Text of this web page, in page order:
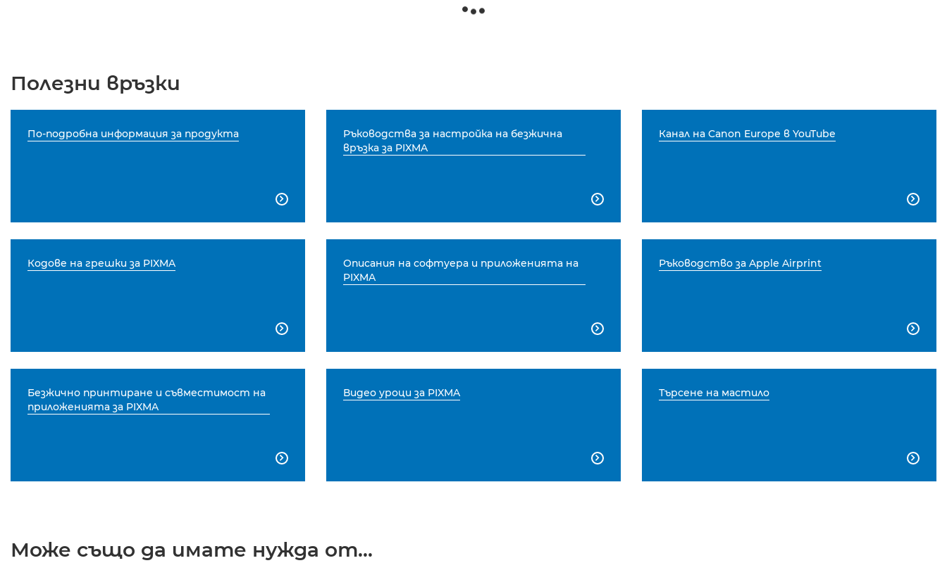
Полезни връзки
По-подробна информация за продукта

Ръководства за настройка на безжична
връзка за PIXMA

Канал на Canon Europe в YouTube

Кодове на грешки за PIXMA

Описания на софтуера и приложенията на
PIXMA

Ръководство за Apple Airprint

Безжично принтиране и съвместимост на
приложенията за PIXMA

Видео уроци за PIXMA

Търсене на мастило

Може също да имате нужда от...